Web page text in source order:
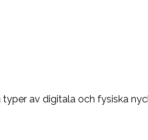
av digitala och fysiska